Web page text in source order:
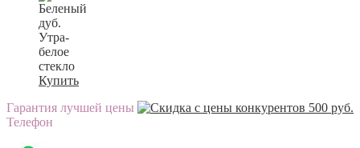
Купить
Гарантия лучшей цены
Телефон